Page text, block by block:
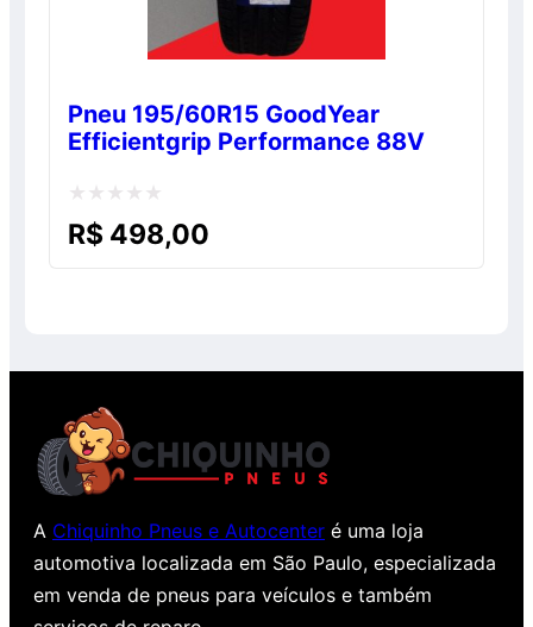
Pneu 195/60R15 GoodYear
Efficientgrip Performance 88V
Avaliação
R$ 498,00
A Chiquinho Pneus e Autocenter é uma loja
automotiva localizada em São Paulo, especializada
em venda de pneus para veículos e também